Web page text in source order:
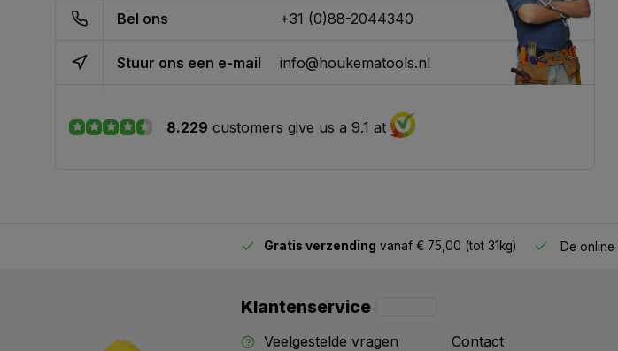
Bel ons +31 (0)88-2044340
Stuur ons een e-mail info@houkematools.nl
8.229 customers give us a 9.1 at
Gratis verzending vanaf € 75,00 (tot 31kg) De online
Klantenservice
Veelgestelde vragen
Contact